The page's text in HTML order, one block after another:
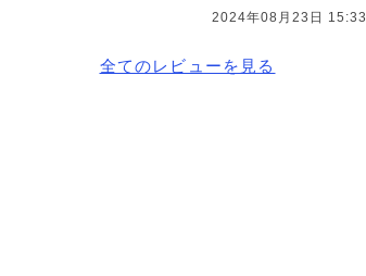
2024年08月23日 15:33